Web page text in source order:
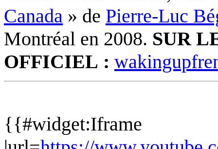
Canada » de Pierre-Luc
Montréal en 2008. SUR
OFFICIEL :
{{#widget:Iframe